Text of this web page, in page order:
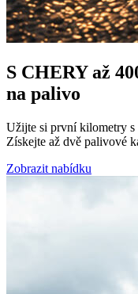
S CHERY až
na palivo
Užijte si první kilometry s
Získejte až dvě palivové
Zobrazit nabídku